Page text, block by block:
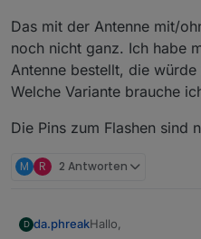
Das mit der Antenne mit/
noch nicht ganz. Ich habe
Antenne bestellt, die
Welche Variante brauche
Die Pins zum Flashen sind
M R 2 Antworten
D da.phreakHallo,